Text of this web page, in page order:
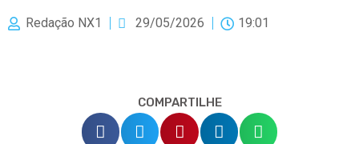
Redação NX1 29/05/2026 19:01
COMPARTILHE